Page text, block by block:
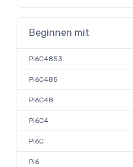
Beginnen mit
PI6C4853
PI6C485
PI6C48
PI6C4
PI6C
PI6